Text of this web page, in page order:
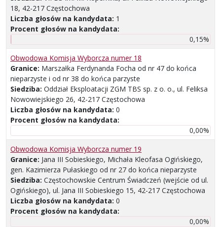
18, 42-217 Częstochowa
Liczba głosów na kandydata: 1
Procent głosów na kandydata:
0,15%
Obwodowa Komisja Wyborcza numer 18
Granice: Marszałka Ferdynanda Focha od nr 47 do końca
nieparzyste i od nr 38 do końca parzyste
Siedziba: Oddział Eksploatacji ZGM TBS sp. z o. o., ul. Feliksa
Nowowiejskiego 26, 42-217 Częstochowa
Liczba głosów na kandydata: 0
Procent głosów na kandydata:
0,00%
Obwodowa Komisja Wyborcza numer 19
Granice: Jana III Sobieskiego, Michała Kleofasa Ogińskiego,
gen. Kazimierza Pułaskiego od nr 27 do końca nieparzyste
Siedziba: Częstochowskie Centrum Świadczeń (wejście od ul.
Ogińskiego), ul. Jana III Sobieskiego 15, 42-217 Częstochowa
Liczba głosów na kandydata: 0
Procent głosów na kandydata:
0,00%